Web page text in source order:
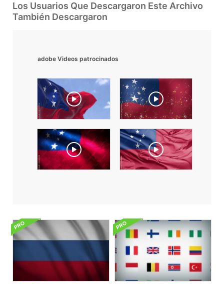
Los Usuarios Que Descargaron Este Archivo
También Descargaron
adobe Videos patrocinados